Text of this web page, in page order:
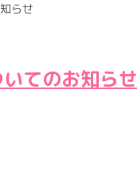
らせ
てのお知らせ